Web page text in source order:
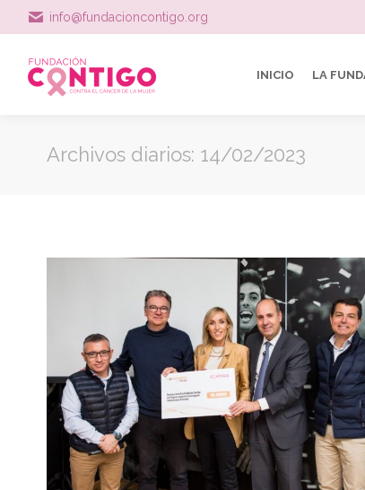
info@fundacioncontigo.org
INICIO LA
Archivos diarios: 14/02/2023